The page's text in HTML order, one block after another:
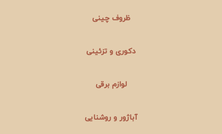
ظروف چینی
دکوری و تزئینی
لوازم برقی
آباژور و روشنایی